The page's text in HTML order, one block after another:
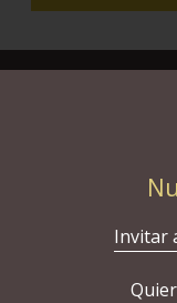
Invitar